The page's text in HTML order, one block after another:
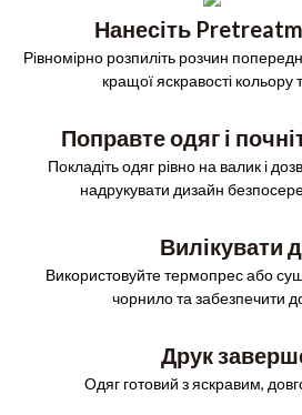
Нанесіть
Рівномірно розпиліть розчин
кращої яскравості кольору
Поправте одяг і
Покладіть одяг рівно на валик і
надрукувати дизайн
Вилікувати
Використовуйте термопрес або
чорнило та забезпечити
Друк
Одяг готовий з яскравим,